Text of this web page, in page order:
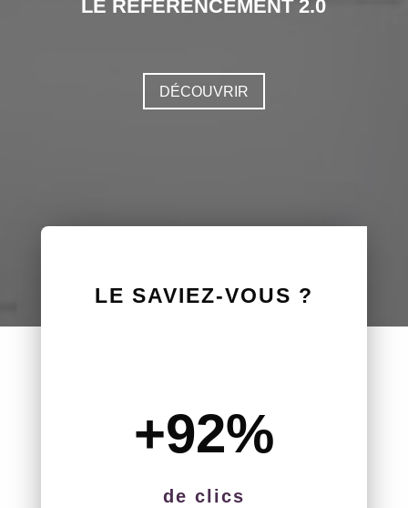
LE RÉFÉRENCEMENT 2.0
DÉCOUVRIR
LE SAVIEZ-VOUS ?
+92%
de clics